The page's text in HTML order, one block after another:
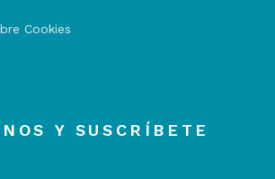
Cookies
Y SUSCRÍBETE